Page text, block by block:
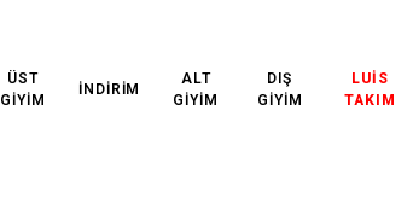
ÜST
GİYİM
İNDİRİM
ALT
GİYİM
DIŞ
GİYİM
LUİS
TAKIM